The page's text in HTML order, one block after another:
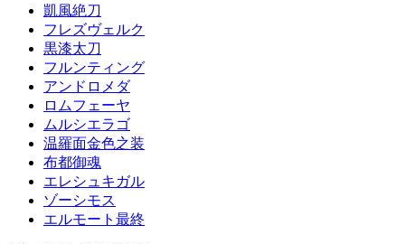
凱風絶刀
フレズヴェルク
黒漆太刀
フルンティング
アンドロメダ
ロムフェーヤ
ムルシエラゴ
温羅面金色之装
布都御魂
エレシュキガル
ゾーシモス
エルモート最終